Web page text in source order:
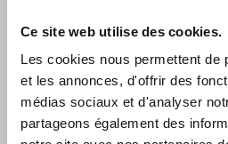
Ce site web utilise des cookies.
Les cookies nous permettent de
et les annonces, d'offrir des
médias sociaux et d'analyser
partageons également des